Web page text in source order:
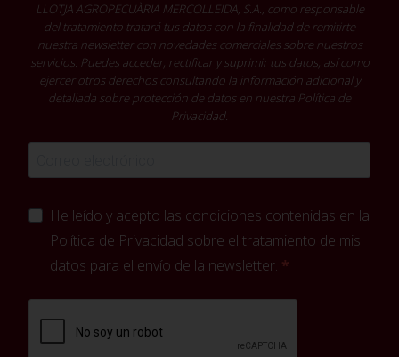
LLOTJA AGROPECUÀRIA MERCOLLEIDA, S.A., como responsable
del tratamiento tratará tus datos con la finalidad de remitirte
nuestra newsletter con novedades comerciales sobre nuestros
servicios. Puedes acceder, rectificar y suprimir tus datos, así como
ejercer otros derechos consultando la información adicional y
detallada sobre protección de datos en nuestra Política de
Privacidad.
He leído y acepto las condiciones contenidas en la
Política de Privacidad sobre el tratamiento de mis
datos para el envío de la newsletter.